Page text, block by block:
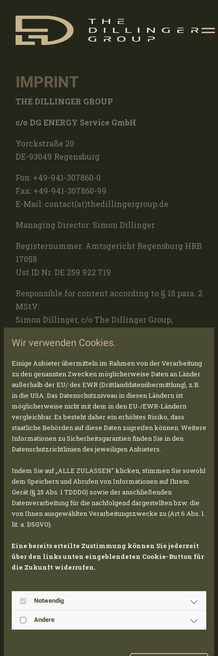
IMPRINT
THE DILLINGER GROUP
c/o DG ENERGY Service GmbH
Yorckstraße 20
DE-93049 Regensburg
Fon: +49-941-307860-0
Fax: +49-941-307860-99
E-Mail: contact(at)thedillingergroup.de
Managing Director: Simon Dillinger
Registernummer: Amtsgericht Regensburg HRB
17058
Ust.ID Nr. DE 259 922 719
Responsible for content according to § 18 para. 2
MStV:
Simon Dillinger, c/o The Dillinger Group,
IMAGE SOURCES
pic-4.jpg
Copyright: Bild: Adobe Stock
Embedded on the following pages:Philosophie
Filosofia e strategia
Strategy;
pic-5.jpg
Copyright: Bild: Adobe Stock
Embedded on the following pages:Philosophie
& Strategie
Strategy
pic-6.jpg
Embedded on the following pages:Business
Units & Leistungen
Business Units & Services
Wir verwenden Cookies.
Einige Anbieter übermitteln im Rahmen von der Verarbeitung
zu den genannten Zwecken möglicherweise Daten an Länder
außerhalb der EU/ des EWR (Drittlanddatenübermittlung), z.B.
in die USA. Das Datenschutzniveau in diesen Ländern ist
möglicherweise nicht mit dem in den EU-/EWR-Ländern
vergleichbar. Es besteht daher ein erhöhtes Risiko, dass
staatliche Behörden auf diese Daten zugreifen können. Weitere
Informationen zu Sicherheitsgarantien finden Sie in den
Datenschutzrichtlinien des jeweiligen Anbieters.
Indem Sie auf „ALLE ZULASSEN" klicken, stimmen Sie sowohl
dem Speichern und Abrufen von Informationen auf Ihrem
Gerät (§ 25 Abs. 1 TDDDG) sowie der anschließenden
Datenverarbeitung für die nachfolgend dargestellten bzw. die
von Ihnen ausgewählten Verarbeitungszwecke zu (Art 6 Abs. 1
lit. a. DSGVO).
Eine bereits erteilte Zustimmung können Sie jederzeit
über den links unten eingeblendeten Cookie-Button für
die Zukunft widerrufen.
Notwendig
Andere